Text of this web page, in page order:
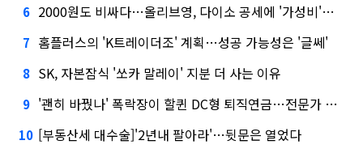
6 2000원도 비싸다…올리브영, 다이소 공세에 '가성비'로 맞불
7 홈플러스의 'K트레이더조' 계획…성공 가능성은 '글쎄'
8 SK, 자본잠식 '쏘카 말레이' 지분 더 사는 이유
9 '괜히 바꿨나' 폭락장이 할퀸 DC형 퇴직연금…전문가 조언은
10 [부동산세 대수술]'2년내 팔아라'…뒷문은 열었다